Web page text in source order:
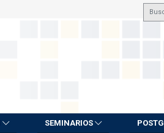
SEMINARIOS